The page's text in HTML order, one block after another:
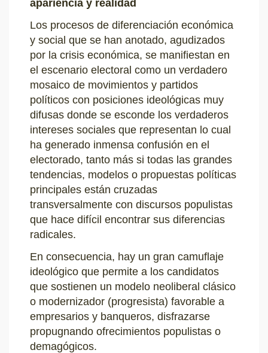
apariencia y realidad
Los procesos de diferenciación económica
y social que se han anotado, agudizados
por la crisis económica, se manifiestan en
el escenario electoral como un verdadero
mosaico de movimientos y partidos
políticos con posiciones ideológicas muy
difusas donde se esconde los verdaderos
intereses sociales que representan lo cual
ha generado inmensa confusión en el
electorado, tanto más si todas las grandes
tendencias, modelos o propuestas políticas
principales están cruzadas
transversalmente con discursos populistas
que hace difícil encontrar sus diferencias
radicales.
En consecuencia, hay un gran camuflaje
ideológico que permite a los candidatos
que sostienen un modelo neoliberal clásico
o modernizador (progresista) favorable a
empresarios y banqueros, disfrazarse
propugnando ofrecimientos populistas o
demagógicos.